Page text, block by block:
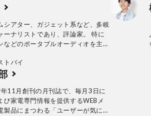
シアター、ガジェット系など、多岐
ーナリストであり、評論家。 特に
などのポータブルオーディオを主軸
して年間300製品以上の新製品を
し続けている。 専門誌やWEBメデ
っと』に出演歴があり、
チャンネル」運営やイベント主催
でその知見を発信している。
トバイ
11月創刊の月刊誌で、毎月3日に
び家電専門情報を提供するWEBメ
製品にまつわる「ユーザーが気にな